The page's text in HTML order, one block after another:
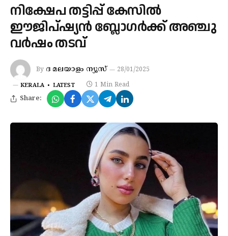
നിക്ഷേപ തട്ടിപ്പ് കേസില്‍
ഈജിപ്ഷ്യൻ ബ്ലോഗർക്ക് അഞ്ചു
വര്‍ഷം തടവ്
By ദ മലയാളം ന്യൂസ് 28/01/2025
KERALA LATEST 1 Min Read
Share: